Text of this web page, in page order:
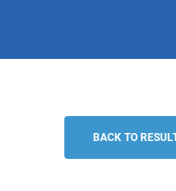
BACK TO